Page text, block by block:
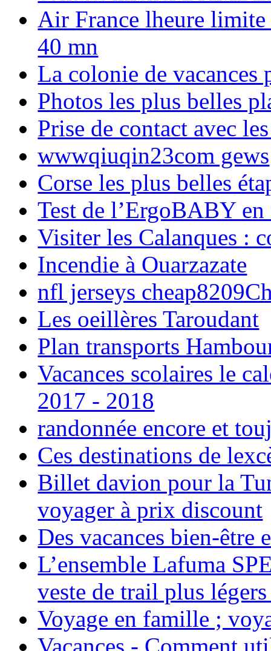
Air France lheure limite
40 mn
La colonie de vacances
Photos les plus belles
Prise de contact avec
wwwqiuqin23com gews
Corse les plus belles
Test de l’ErgoBABY en
Visiter les Calanques :
Incendie à Ouarzazate
nfl jerseys
Les oeillères Taroudant
Plan transports
Vacances scolaires le
2017 - 2018
randonnée encore et
Ces destinations de
Billet davion pour la
voyager à prix discount
Des vacances bien-être
L’ensemble Lafuma
veste de trail plus
Voyage en famille ;
Vacances - Comment